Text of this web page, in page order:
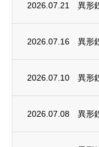
2026.07.21
2026.07.16 異形
2026.07.10 異形
2026.07.08 異形